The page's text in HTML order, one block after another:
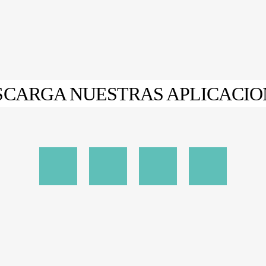
NUESTRAS